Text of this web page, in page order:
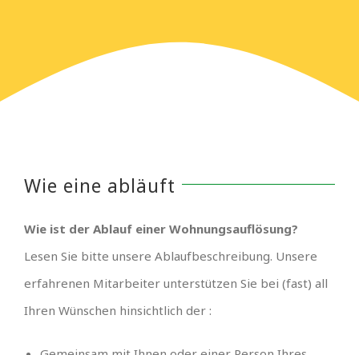
Wie eine abläuft
Wie ist der Ablauf einer Wohnungsauflösung?
Lesen Sie bitte unsere Ablaufbeschreibung. Unsere
erfahrenen Mitarbeiter unterstützen Sie bei (fast) all
Ihren Wünschen hinsichtlich der :